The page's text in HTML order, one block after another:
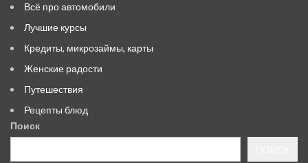
Всё про автомобили
Лучшие курсы
Кредиты, микрозаймы, карты
Женские радости
Путешествия
Рецепты блюд
Поиск